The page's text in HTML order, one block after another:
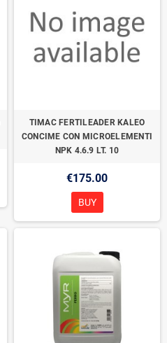
TIMAC FERTILEADER KALEO
CONCIME CON MICROELEMENTI
NPK 4.6.9 LT. 10
€175.00
BUY